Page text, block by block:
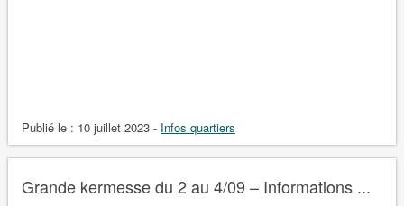
Publié le : 10 juillet 2023 - Infos quartiers
Grande kermesse du 2 au 4/09 – Informations ...